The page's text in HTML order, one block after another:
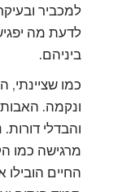
למכביר
לדעת מה
ביניהם.
כמו שציינתי,
ונקמה.
והבדלי
מרגישה כמו
החיים